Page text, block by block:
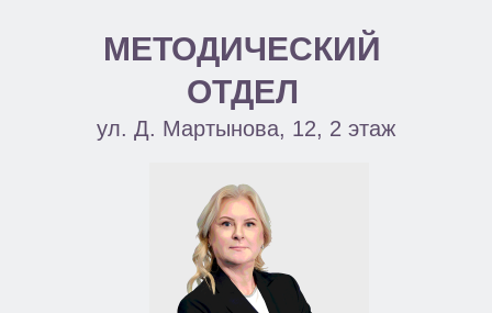
ул. Д. Мартынова, 12, 2 этаж
МЕТОДИЧЕСКИЙ
ОТДЕЛ